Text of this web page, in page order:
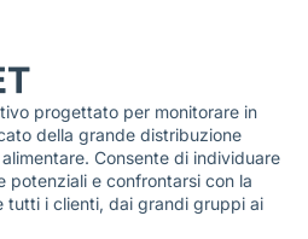
progettato per monitorare in
della grande distribuzione
Consente di individuare
potenziali e confrontarsi con la
tutti i clienti, dai grandi gruppi ai